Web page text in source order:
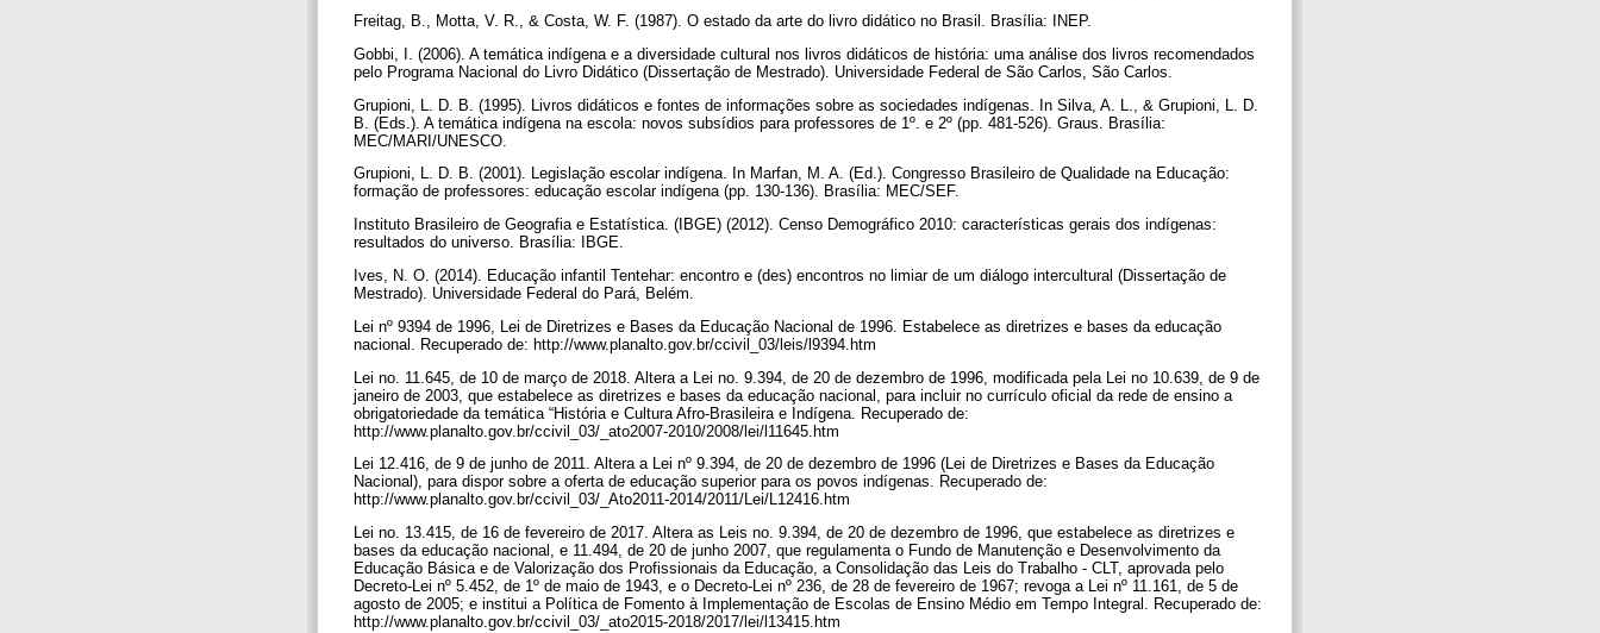
Freitag, B., Motta, V. R., & Costa, W. F. (1987). O estado da arte do livro didático no Brasil. Brasília: INEP.
Gobbi, I. (2006). A temática indígena e a diversidade cultural nos livros didáticos de história: uma análise dos livros recomendados
pelo Programa Nacional do Livro Didático (Dissertação de Mestrado). Universidade Federal de São Carlos, São Carlos.
Grupioni, L. D. B. (1995). Livros didáticos e fontes de informações sobre as sociedades indígenas. In Silva, A. L., & Grupioni, L. D.
B. (Eds.). A temática indígena na escola: novos subsídios para professores de 1º. e 2º (pp. 481-526). Graus. Brasília:
MEC/MARI/UNESCO.
Grupioni, L. D. B. (2001). Legislação escolar indígena. In Marfan, M. A. (Ed.). Congresso Brasileiro de Qualidade na Educação:
formação de professores: educação escolar indígena (pp. 130-136). Brasília: MEC/SEF.
Instituto Brasileiro de Geografia e Estatística. (IBGE) (2012). Censo Demográfico 2010: características gerais dos indígenas:
resultados do universo. Brasília: IBGE.
Ives, N. O. (2014). Educação infantil Tentehar: encontro e (des) encontros no limiar de um diálogo intercultural (Dissertação de
Mestrado). Universidade Federal do Pará, Belém.
Lei nº 9394 de 1996, Lei de Diretrizes e Bases da Educação Nacional de 1996. Estabelece as diretrizes e bases da educação
nacional. Recuperado de: http://www.planalto.gov.br/ccivil_03/leis/l9394.htm
Lei no. 11.645, de 10 de março de 2018. Altera a Lei no. 9.394, de 20 de dezembro de 1996, modificada pela Lei no 10.639, de 9 de
janeiro de 2003, que estabelece as diretrizes e bases da educação nacional, para incluir no currículo oficial da rede de ensino a
obrigatoriedade da temática “História e Cultura Afro-Brasileira e Indígena. Recuperado de:
http://www.planalto.gov.br/ccivil_03/_ato2007-2010/2008/lei/l11645.htm
Lei 12.416, de 9 de junho de 2011. Altera a Lei nº 9.394, de 20 de dezembro de 1996 (Lei de Diretrizes e Bases da Educação
Nacional), para dispor sobre a oferta de educação superior para os povos indígenas. Recuperado de:
http://www.planalto.gov.br/ccivil_03/_Ato2011-2014/2011/Lei/L12416.htm
Lei no. 13.415, de 16 de fevereiro de 2017. Altera as Leis no. 9.394, de 20 de dezembro de 1996, que estabelece as diretrizes e
bases da educação nacional, e 11.494, de 20 de junho 2007, que regulamenta o Fundo de Manutenção e Desenvolvimento da
Educação Básica e de Valorização dos Profissionais da Educação, a Consolidação das Leis do Trabalho - CLT, aprovada pelo
Decreto-Lei nº 5.452, de 1º de maio de 1943, e o Decreto-Lei nº 236, de 28 de fevereiro de 1967; revoga a Lei nº 11.161, de 5 de
agosto de 2005; e institui a Política de Fomento à Implementação de Escolas de Ensino Médio em Tempo Integral. Recuperado de:
http://www.planalto.gov.br/ccivil_03/_ato2015-2018/2017/lei/l13415.htm